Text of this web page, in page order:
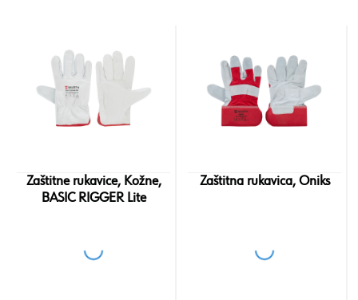
Zaštitne rukavice, Kožne,
BASIC RIGGER Lite
Zaštitna rukavica, Oniks